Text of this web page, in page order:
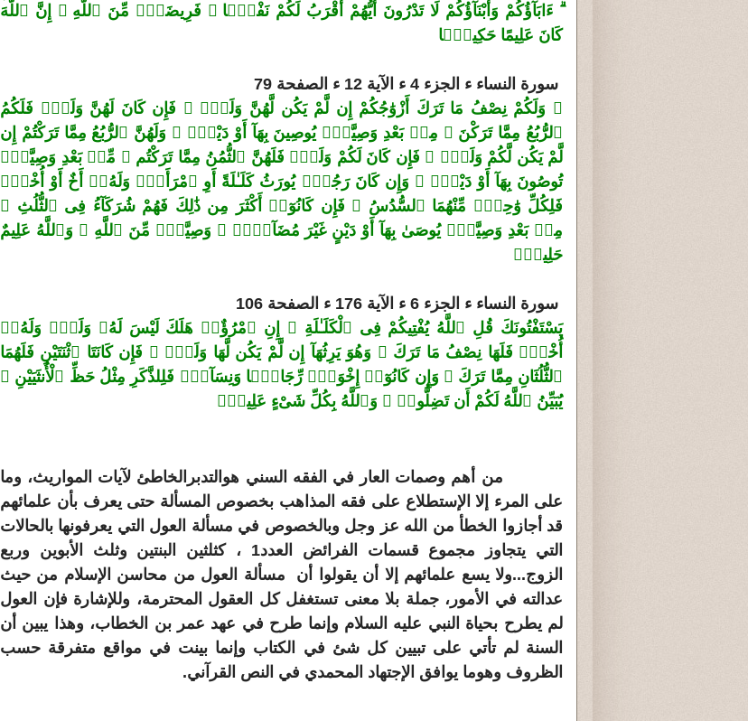
ۗ ءَابَآؤُكُمْ وَأَبْنَآؤُكُمْ لَا تَدْرُونَ أَيُّهُمْ أَقْرَبُ لَكُمْ نَفْعًۭا ۚ فَرِيضَةًۭ مِّنَ ٱللَّهِ ۗ إِنَّ ٱللَّهَ
كَانَ عَلِيمًا حَكِيمًۭا
سورة النساء ء الجزء 4 ء الآية 12 ء الصفحة 79
۞ وَلَكُمْ نِصْفُ مَا تَرَكَ أَزْوَ‌ٰجُكُمْ إِن لَّمْ يَكُن لَّهُنَّ وَلَدٌۭ ۚ فَإِن كَانَ لَهُنَّ وَلَدٌۭ فَلَكُمُ
ٱلرُّبُعُ مِمَّا تَرَكْنَ ۚ مِنۢ بَعْدِ وَصِيَّةٍۢ يُوصِينَ بِهَآ أَوْ دَيْنٍۢ ۚ وَلَهُنَّ ٱلرُّبُعُ مِمَّا تَرَكْتُمْ إِن
لَّمْ يَكُن لَّكُمْ وَلَدٌۭ ۚ فَإِن كَانَ لَكُمْ وَلَدٌۭ فَلَهُنَّ ٱلثُّمُنُ مِمَّا تَرَكْتُم ۚ مِّنۢ بَعْدِ وَصِيَّةٍۢ
تُوصُونَ بِهَآ أَوْ دَيْنٍۢ ۗ وَإِن كَانَ رَجُلٌۭ يُورَثُ كَلَـٰلَةً أَوِ ٱمْرَأَةٌۭ وَلَهُۥٓ أَخٌ أَوْ أُخْتٌۭ
فَلِكُلِّ وَ‌ٰحِدٍۢ مِّنْهُمَا ٱلسُّدُسُ ۚ فَإِن كَانُوٓا۟ أَكْثَرَ مِن ذَ‌ٰلِكَ فَهُمْ شُرَكَآءُ فِى ٱلثُّلُثِ ۚ
مِنۢ بَعْدِ وَصِيَّةٍۢ يُوصَىٰ بِهَآ أَوْ دَيْنٍ غَيْرَ مُضَآرٍّۢ ۚ وَصِيَّةًۭ مِّنَ ٱللَّهِ ۗ وَٱللَّهُ عَلِيمٌ
حَلِيمٌۭ
سورة النساء ء الجزء 6 ء الآية 176 ء الصفحة 106
يَسْتَفْتُونَكَ قُلِ ٱللَّهُ يُفْتِيكُمْ فِى ٱلْكَلَـٰلَةِ ۚ إِنِ ٱمْرُؤٌا۟ هَلَكَ لَيْسَ لَهُۥ وَلَدٌۭ وَلَهُۥٓ
أُخْتٌۭ فَلَهَا نِصْفُ مَا تَرَكَ ۚ وَهُوَ يَرِثُهَآ إِن لَّمْ يَكُن لَّهَا وَلَدٌۭ ۚ فَإِن كَانَتَا ٱثْنَتَيْنِ فَلَهُمَا
ٱلثُّلُثَانِ مِمَّا تَرَكَ ۚ وَإِن كَانُوٓا۟ إِخْوَةًۭ رِّجَالًۭا وَنِسَآءًۭ فَلِلذَّكَرِ مِثْلُ حَظِّ ٱلْأُنثَيَيْنِ ۗ
يُبَيِّنُ ٱللَّهُ لَكُمْ أَن تَضِلُّوا۟ ۗ وَٱللَّهُ بِكُلِّ شَىْءٍ عَلِيمٌۢ
من أهم وصمات العار في الفقه السني هوالتدبرالخاطئ لآيات المواريث، وما
على المرء إلا الإستطلاع على فقه المذاهب بخصوص المسألة حتى يعرف بأن علمائهم
قد أجازوا الخطأ من الله عز وجل وبالخصوص في مسألة العول التي يعرفونها بالحالات
التي يتجاوز مجموع قسمات الفرائض العدد1 ، كثلثين البنتين وثلث الأبوين وربع
الزوج...ولا يسع علمائهم إلا أن يقولوا أن مسألة العول من محاسن الإسلام من حيث
عدالته في الأمور، جملة بلا معنى تستغفل كل العقول المحترمة، وللإشارة فإن العول
لم يطرح بحياة النبي عليه السلام وإنما طرح في عهد عمر بن الخطاب، وهذا يبين أن
السنة لم تأتي على تبيين كل شئ في الكتاب وإنما بينت في مواقع متفرقة حسب
الظروف وهوما يوافق الإجتهاد المحمدي في النص القرآني.